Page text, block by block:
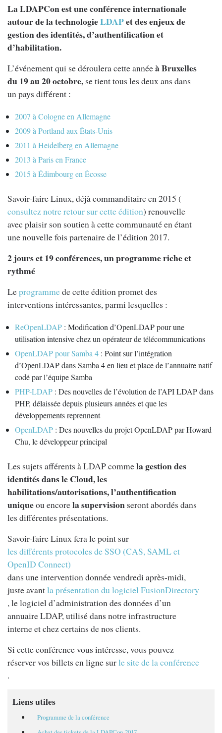
La LDAPCon est une conférence internationale
autour de la technologieLDAPet des enjeux de
gestion des identités, d’authentification et
d’habilitation.
L’événement qui se déroulera cette annéeà Bruxelles
du 19 au 20 octobre, se tient tous les deux ans dans
un pays différent :
2007 à Cologne en Allemagne
2009 à Portland aux États-Unis
2011 à Heidelberg en Allemagne
2013 à Paris en France
2015 à Édimbourg en Écosse
Savoir-faire Linux, déjà commanditaire en 2015 (
consultez notre retour sur cette édition) renouvelle
avec plaisir son soutien à cette communauté en étant
une nouvelle fois partenaire de l’édition 2017.
2 jours et 19 conférences, un programme riche et
rythmé
Leprogrammede cette édition promet des
interventions intéressantes, parmi lesquelles :
ReOpenLDAP : Modification d’OpenLDAP pour une
utilisation intensive chez un opérateur de télécommunications
OpenLDAP pour Samba 4 : Point sur l’intégration
d’OpenLDAP dans Samba 4 en lieu et place de l’annuaire natif
codé par l’équipe Samba
PHP-LDAP : Des nouvelles de l’évolution de l’API LDAP dans
PHP, délaissée depuis plusieurs années et que les
développements reprennent
OpenLDAP : Des nouvelles du projet OpenLDAP par Howard
Chu, le développeur principal
Les sujets afférents à LDAP commela gestion des
identités dans le Cloud, les
habilitations/autorisations, l’authentification
uniqueou encorela supervision seront abordés dans
les différentes présentations.
Savoir-faire Linux fera le point sur
les différents protocoles de SSO (CAS, SAML et
OpenID Connect)
dans une intervention donnée vendredi après-midi,
juste avantla présentation du logiciel FusionDirectory
, le logiciel d’administration des données d’un
annuaire LDAP, utilisé dans notre infrastructure
interne et chez certains de nos clients.
Si cette conférence vous intéresse, vous pouvez
réserver vos billets en ligne surle site de la conférence
.
Liens utiles
Programme de la conférence